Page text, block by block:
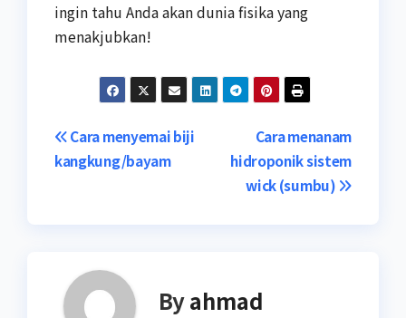
ingin tahu Anda akan dunia fisika yang
menakjubkan!
Navigasi
pos
Cara menanam
hidroponik sistem
wick (sumbu)
Cara menyemai biji
kangkung/bayam
Byahmad